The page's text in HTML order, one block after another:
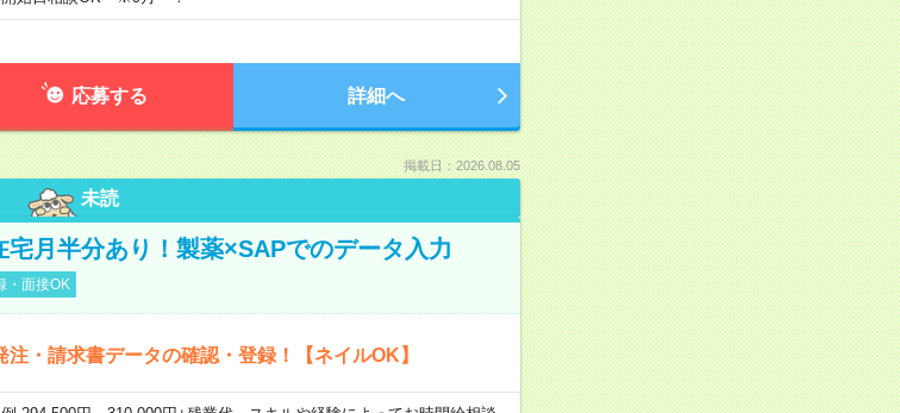
応募する 詳細へ
掲載日：2026.08.05
未読
月半分あり！製薬×SAPでのデータ入力
・面接OK
・請求書データの確認・登録！【ネイルOK】